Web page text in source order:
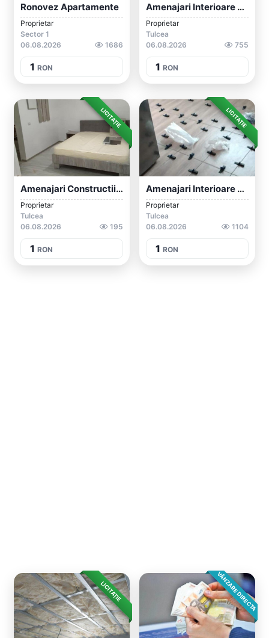
Ronovez Apartamente
Proprietar
Sector 1
06.08.2026
1686
1 RON
Amenajari Interioare Si Exterioare Etc
Proprietar
Tulcea
06.08.2026
755
1 RON
LICITAȚIE
Amenajari Constructii ETC
Proprietar
Tulcea
06.08.2026
195
1 RON
LICITAȚIE
Amenajari Interioare Exterioare Etc
Proprietar
Tulcea
06.08.2026
1104
1 RON
LICITAȚIE VÂNZARE DIRECTA